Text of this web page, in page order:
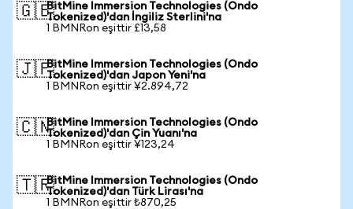
🇬🇧BitMine Immersion Technologies (Ondo
Tokenized)'dan İngiliz Sterlini'na
1 BMNRon eşittir £13,58
🇯🇵BitMine Immersion Technologies (Ondo
Tokenized)'dan Japon Yeni'na
1 BMNRon eşittir ¥2.894,72
🇨🇳BitMine Immersion Technologies (Ondo
Tokenized)'dan Çin Yuanı'na
1 BMNRon eşittir ¥123,24
🇹🇷BitMine Immersion Technologies (Ondo
Tokenized)'dan Türk Lirası'na
1 BMNRon eşittir ₺870,25